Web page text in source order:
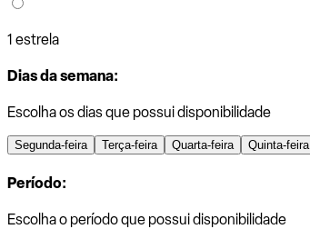
1 estrela
Dias da semana:
Escolha os dias que possui disponibilidade
Segunda-feira Terça-feira Quarta-feira Quinta-feira
Período:
Escolha o período que possui disponibilidade